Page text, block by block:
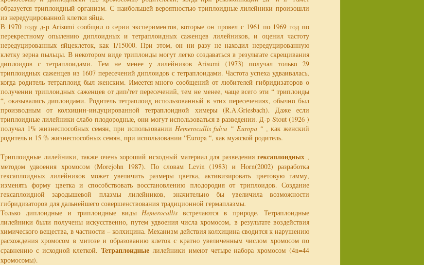
образуется триплоидный организм. С наибольшей вероятностью триплоидные лилейники произошли
из нередуцированной клетки яйца.
В 1970 году д-р Arisumi сообщил о серии экспериментов, которые он провел с 1961 по 1969 год по
перекрестному опылению диплоидных и тетраплоидных саженцев лилейников, и оценил частоту
нередуцированных яйцеклеток, как 1/15000. При этом, он ни разу не находил нередуцированную
клетку зерна пыльцы. В некотором виде триплоиды могут легко создаваться в результате скрещивания
диплоидов с тетраплоидами. Тем не менее у лилейников Arisumi (1973) получал только 29
триплоидных саженцев из 1607 пересечений диплоидов с тетраплоидами. Частота успеха удваивалась,
когда родитель тетраплоид был женским. Имеется много сообщений от любителей гибридизаторов о
получении триплоидных саженцев от дип/тет пересечений, тем не менее, чаще всего эти “ триплоиды
“, оказывались диплоидами. Родитель тетраплоид использованный в этих пересечениях, обычно был
производным от колхицин-индуцированной тетраплоидной химеры (R.A.Griesbach). Даже если
триплоидные лилейники слабо плодородные, они могут использоваться в разведении. Д-р Stout (1926 )
получал 1% жизнеспособных семян, при использовании Hemerocallis fulva “ Europa “ , как женский
родитель и 15 % жизнеспособных семян, при использовании “Europa “, как мужской родитель.
Триплоидные лилейники, также очень хороший исходный материал для разведениягексаплоидных ,
методом удвоения хромосом (Morejohn 1987). По словам Levin (1983) и Horn(2002) разработка
гексаплоидных лилейников может увеличить размеры цветка, активизировать цветовую гамму,
изменять форму цветка и способствовать восстановлению плодородия от триплоидов. Создание
гексаплоидной зародышевой плазмы лилейников, значительно бы увеличила возможности
гибридизаторов для дальнейшего совершенствования традиционной гермаплазмы.
Только диплоидные и триплоидные видыHemerocallis встречаются в природе. Тетраплоидные
лилейники были получены искусственно, путем удвоения числа хромосом, в результате воздействия
химического вещества, в частности – колхицина. Механизм действия колхицина сводится к нарушению
расхождения хромосом в митозе и образованию клеток с кратно увеличенным числом хромосом по
сравнению с исходной клеткой.Тетраплоидныелилейники имеют четыре набора хромосом (4n=44
хромосомы).